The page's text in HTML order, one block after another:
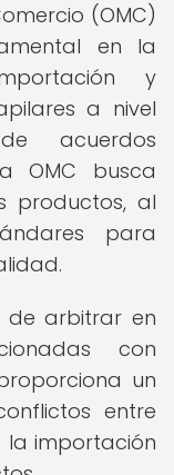
(OMC)
en la
y
a nivel
acuerdos
OMC busca
productos, al
para
de arbitrar en
con
un
entre
la importación